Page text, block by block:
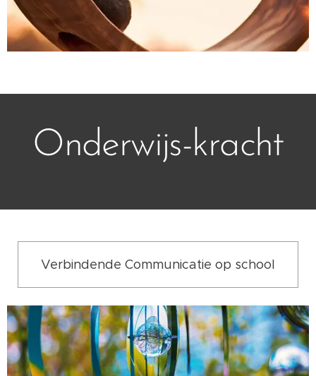
Onderwijs-kracht
Verbindende Communicatie op school